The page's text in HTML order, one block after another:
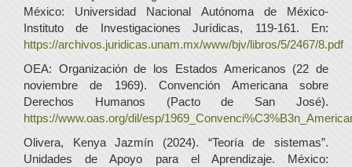
México: Universidad Nacional Autónoma de México-
Instituto de Investigaciones Jurídicas, 119-161. En:
https://archivos.juridicas.unam.mx/www/bjv/libros/5/2467/8.pdf
OEA: Organización de los Estados Americanos (22 de
noviembre de 1969). Convención Americana sobre
Derechos Humanos (Pacto de San José).
https://www.oas.org/dil/esp/
Olivera, Kenya Jazmín (2024). “Teoría de sistemas”.
Unidades de Apoyo para el Aprendizaje. México: